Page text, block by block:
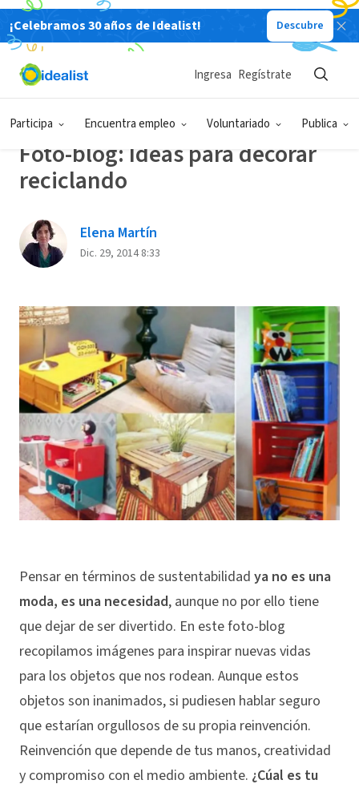
¡Celebramos 30 años de Idealist! Descubre
Participa Encuentra empleo Voluntariado Publica
Ingresa Regístrate
Back
Foto-blog: Ideas para decorar
reciclando
Elena Martín
Dic. 29, 2014 8:33
Pensar en términos de sustentabilidad ya no es una
moda, es una necesidad, aunque no por ello tiene
que dejar de ser divertido. En este foto-blog
recopilamos imágenes para inspirar nuevas vidas
para los objetos que nos rodean. Aunque estos
objetos son inanimados, si pudiesen hablar seguro
que estarían orgullosos de su propia reinvención.
Reinvención que depende de tus manos, creatividad
y compromiso con el medio ambiente. ¿Cúal es tu